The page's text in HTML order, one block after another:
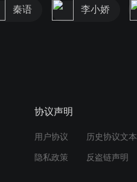
秦语 李小娇
协议声明
用户协议 历史协议文本
隐私政策 反盗链声明